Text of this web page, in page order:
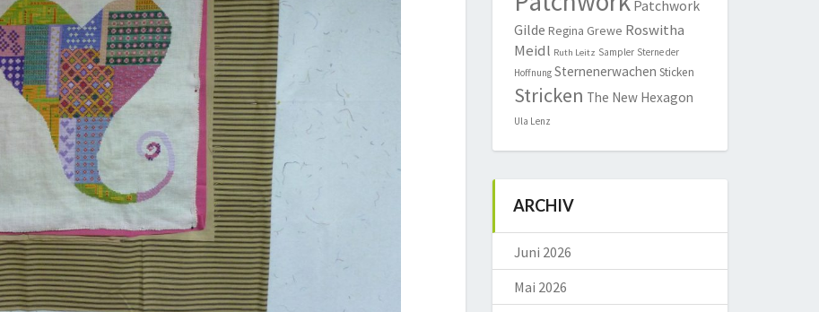
Patchwork
Gilde Regina Grewe Roswitha
Meidl Ruth Leitz Sampler Sterne der
Hoffnung Sternenerwachen Sticken
Stricken The New Hexagon
Ula Lenz
ARCHIV
Juni 2026
Mai 2026